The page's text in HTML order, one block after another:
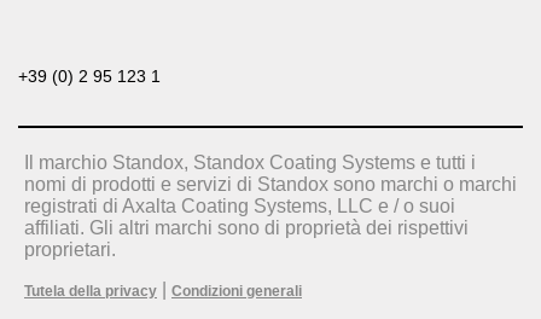
+39 (0) 2 95 123 1
Il marchio Standox, Standox Coating Systems e tutti i
nomi di prodotti e servizi di Standox sono marchi o marchi
registrati di Axalta Coating Systems, LLC e / o suoi
affiliati. Gli altri marchi sono di proprietà dei rispettivi
proprietari.
Tutela della privacy Condizioni generali